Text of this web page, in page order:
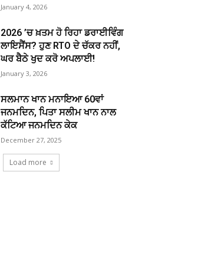
January 4, 2026
2026 ’ਚ ਖ਼ਤਮ ਹੋ ਰਿਹਾ ਡਰਾਈਵਿੰਗ
ਲਾਇਸੈਂਸ? ਹੁਣ RTO ਦੇ ਚੱਕਰ ਨਹੀਂ,
ਘਰ ਬੈਠੇ ਖੁਦ ਕਰੋ ਅਪਲਾਈ!
January 3, 2026
ਸਲਮਾਨ ਖਾਨ ਮਨਾਇਆ 60ਵਾਂ
ਜਨਮਦਿਨ, ਪਿਤਾ ਸਲੀਮ ਖਾਨ ਨਾਲ
ਕੱਟਿਆ ਜਨਮਦਿਨ ਕੇਕ
December 27, 2025
Load more